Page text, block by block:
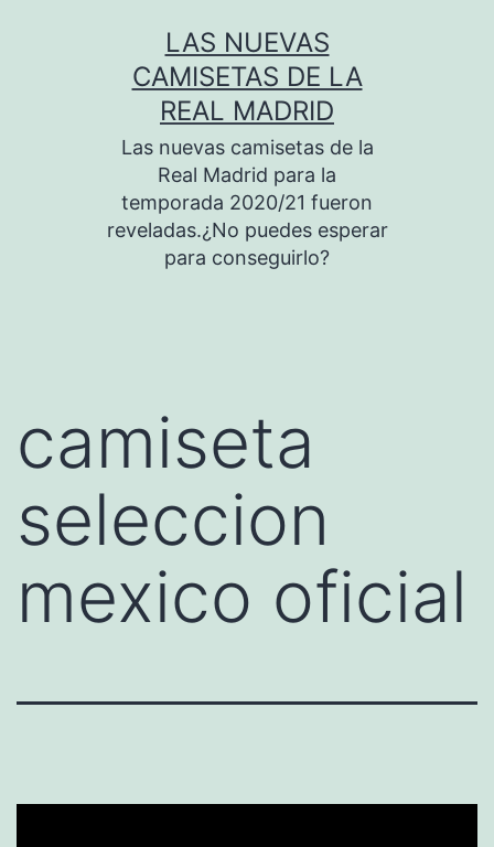
LAS NUEVAS
CAMISETAS DE LA
REAL MADRID
Las nuevas camisetas de la
Real Madrid para la
temporada 2020/21 fueron
reveladas.¿No puedes esperar
para conseguirlo?
camiseta
seleccion
mexico oficial